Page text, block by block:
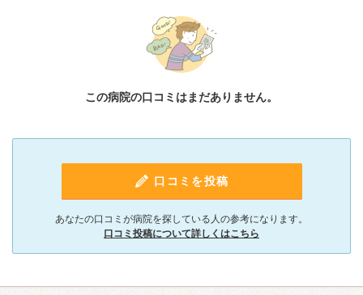
この病院の口コミはまだありません。
口コミを投稿
あなたの口コミが病院を探している人の参考になります。
口コミ投稿について詳しくはこちら